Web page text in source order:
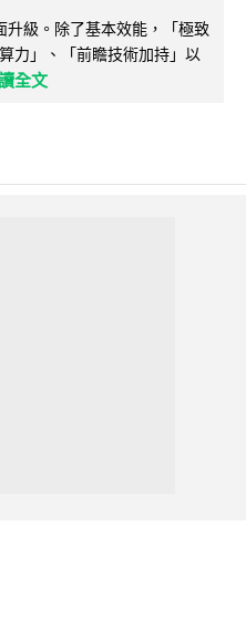
級。除了基本效能，「極致
力」、「前瞻技術加持」以
全文